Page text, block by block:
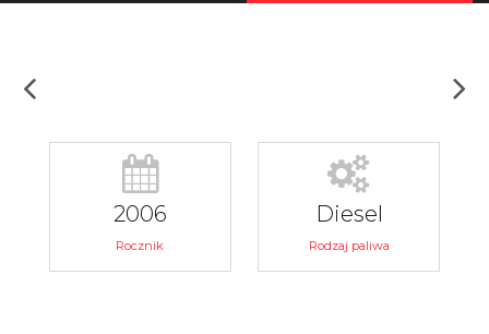
2006
Rocznik
Diesel
Rodzaj paliwa